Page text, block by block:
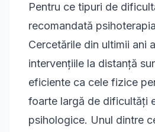
Pentru ce tipuri de
recomandată
Cercetările din ultimii ani
intervențiile la distanță
eficiente ca cele fizice
foarte largă de dificultăți
psihologice. Unul dintre